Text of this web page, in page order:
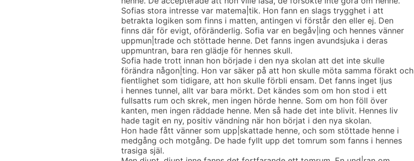
Sofias stora intresse var matema|tik. Hon fann en slags trygghet i att
betrakta logiken som finns i matten, antingen vi förstår den eller ej. Den
finns där för evigt, oföränderlig. Sofia var en begåv|ing och hennes vänner
uppmun|trade och stöttade henne. Det fanns ingen avundsjuka i deras
uppmuntran, bara ren glädje för hennes skull.
Sofia hade trott innan hon började i den nya skolan att det inte skulle
förändra någon|ting. Hon var säker på att hon skulle möta samma förakt och
fientlighet som tidigare, att hon skulle förbli ensam. Det fanns inget ljus
i hennes tunnel, allt var bara mörkt. Det kändes som om hon stod i ett
fullsatts rum och skrek, men ingen hörde henne. Som om hon föll över
kanten, men ingen räddade henne. Men så hade det inte blivit. Hennes liv
hade tagit en ny, positiv vändning när hon börjat i den nya skolan.
Hon hade fått vänner som upp|skattade henne, och som stöttade henne i
medgång och motgång. De hade fyllt upp det tomrum som fanns i hennes
trasiga själ.